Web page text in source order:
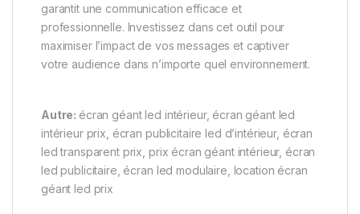
garantit une communication efficace et
professionnelle. Investissez dans cet outil pour
maximiser l’impact de vos messages et captiver
votre audience dans n’importe quel environnement.
Autre: écran géant led intérieur, écran géant led
intérieur prix, écran publicitaire led d’intérieur, écran
led transparent prix, prix écran géant intérieur, écran
led publicitaire, écran led modulaire, location écran
géant led prix